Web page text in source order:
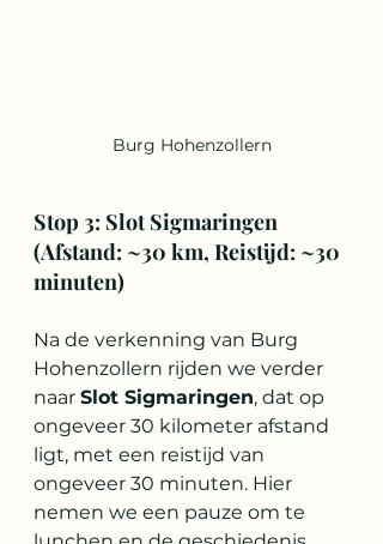
Burg Hohenzollern
Stop 3: Slot Sigmaringen
(Afstand: ~30 km, Reistijd: ~30
minuten)
Na de verkenning van Burg
Hohenzollern rijden we verder
naar Slot Sigmaringen, dat op
ongeveer 30 kilometer afstand
ligt, met een reistijd van
ongeveer 30 minuten. Hier
nemen we een pauze om te